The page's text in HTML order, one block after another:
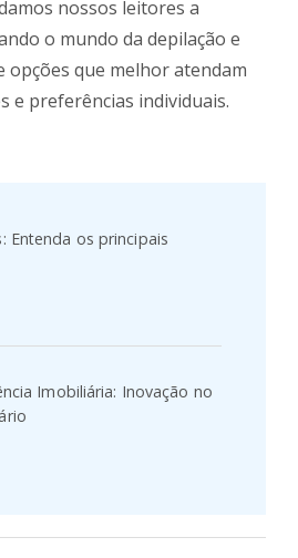
nossos leitores a
o mundo da depilação e
opções que melhor atendam
e preferências individuais.
Entenda os principais
Imobiliária: Inovação no